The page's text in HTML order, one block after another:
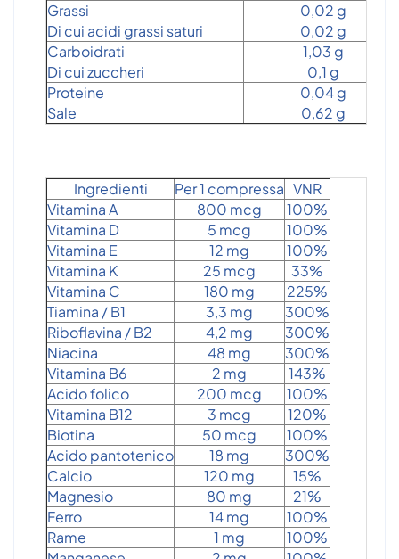
Grassi
0,02 g
Di cui acidi grassi saturi
0,02 g
Carboidrati
1,03 g
Di cui zuccheri
0,1 g
Proteine
0,04 g
Sale
0,62 g
Ingredienti Per 1 compressa VNR
Vitamina A
800 mcg
100%
Vitamina D
5 mcg
100%
Vitamina E
12 mg
100%
Vitamina K
25 mcg
33%
Vitamina C
180 mg
225%
Tiamina / B1
3,3 mg
300%
Riboflavina / B2
4,2 mg
300%
Niacina
48 mg
300%
Vitamina B6
2 mg
143%
Acido folico
200 mcg
100%
Vitamina B12
3 mcg
120%
Biotina
50 mcg
100%
Acido pantotenico
18 mg
300%
Calcio
120 mg
15%
Magnesio
80 mg
21%
Ferro
14 mg
100%
Rame
1 mg
100%